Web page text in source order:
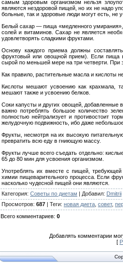
самым здоровым организмом нельзя
являются нездоровой пищей, но их не надо
больные, так и здоровые люди могут есть, не
Белый сахар — пища «медленного
солей и витаминов. Сахар не является
удовлетворять сладкими фруктами.
Основу каждого приема должны
фруктовый или овощной прием). Если пища
сырой по меньшей мере на три четверти. При
Как правило, растительные масла и кислоты
Кислоты мешают усвоению как крахмала,
мешают также и усвоению белков.
Соки капусты и других овощей, добавленные
важно потреблять большое количество
полностью нейтрализует и противостоит
желудочную подвижность, ибо даже
Фрукты, несмотря на их высокую
превратить всю еду в гниющую массу.
Фрукты лучше всего съедать отдельно:
65 до 80 мин для усвоения организмом.
Употреблять их вместе с пищей,
химии пищеварительного процесса. Если
насколько чудесной пищей они являются.
Категория: Советы по диетам | Добавил: Dmitrii
Просмотров: 687 | Теги: новая диета совет,
Всего комментариев: 0
Добавлять комментарии
[